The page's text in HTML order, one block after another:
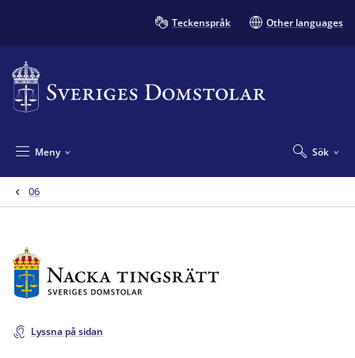
Teckenspråk Other languages
Sök
Meny
06
Lyssna på sidan